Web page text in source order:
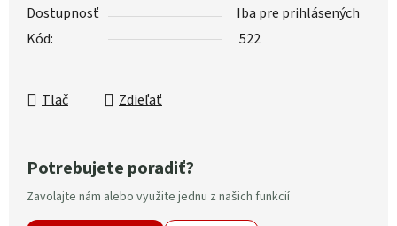
Dostupnosť
Iba pre prihlásených
Kód:
522
Tlač Zdieľať
Potrebujete poradiť?
Zavolajte nám alebo využite jednu z našich funkcií